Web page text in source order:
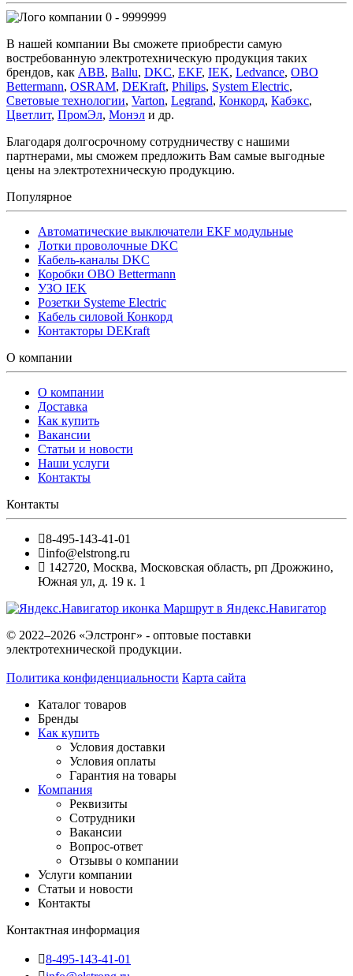
0 - 9999999
В нашей компании Вы сможете приобрести самую
востребованную электротехническую продукция таких
брендов, как ABB, Ballu, DKC, EKF, IEK, Ledvance, OBO
Bettermann, OSRAM, DEKraft, Philips, System Electric,
Световые технологии, Varton, Legrand, Конкорд, Кабэкс,
Цветлит, ПромЭл, Монэл и др.
Благодаря долгосрочному сотрудничеству с нашими
партнерами, мы сможем предложить Вам самые выгодные
цены на электротехническую продукцию.
Популярное
Автоматические выключатели EKF модульные
Лотки проволочные DKC
Кабель-каналы DKC
Коробки OBO Bettermann
УЗО IEK
Розетки Systeme Electric
Кабель силовой Конкорд
Контакторы DEKraft
О компании
О компании
Доставка
Как купить
Вакансии
Статьи и новости
Наши услуги
Контакты
Контакты
8-495-143-41-01
info@elstrong.ru
142720, Москва, Московская область, рп Дрожжино,
Южная ул, д. 19 к. 1
Маршрут в Яндекс.Навигатор
© 2022–2026 «Элстронг» - оптовые поставки
электротехнической продукции.
Политика конфиденциальности Карта сайта
Каталог товаров
Бренды
Как купить
Условия доставки
Условия оплаты
Гарантия на товары
Компания
Реквизиты
Сотрудники
Вакансии
Вопрос-ответ
Отзывы о компании
Услуги компании
Статьи и новости
Контакты
Контактная информация
8-495-143-41-01